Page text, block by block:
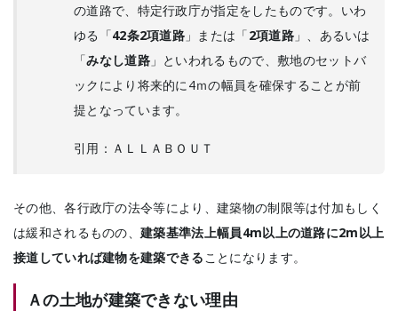
の道路で、特定行政庁が指定をしたものです。いわ
ゆる「42条2項道路 」または「2項道路」、あるいは
「みなし道路」といわれるもので、敷地のセットバ
ックにより将来的に4ｍの幅員を確保することが前
提となっています。
引用：ＡＬＬＡＢＯＵＴ
その他、各行政庁の法令等により、建築物の制限等は付加もしく
は緩和されるものの、建築基準法上幅員4m以上の道路に2m以上
接道していれば建物を建築できることになります。
Ａの土地が建築できない理由